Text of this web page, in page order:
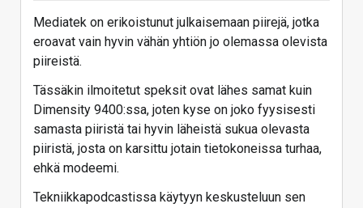
Mediatek on erikoistunut julkaisemaan piirejä, jotka
eroavat vain hyvin vähän yhtiön jo olemassa olevista
piireistä.
Tässäkin ilmoitetut speksit ovat lähes samat kuin
Dimensity 9400:ssa, joten kyse on joko fyysisesti
samasta piiristä tai hyvin läheistä sukua olevasta
piiristä, josta on karsittu jotain tietokoneissa turhaa,
ehkä modeemi.
Tekniikkapodcastissa käytyyn keskusteluun sen